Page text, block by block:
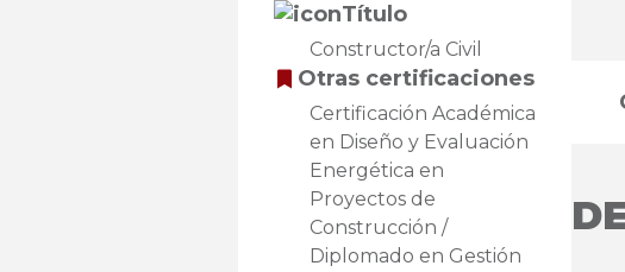
Título
Constructor/a Civil
Otras certificaciones
Certificación Académica
en Diseño y Evaluación
Energética en
Proyectos de
Construcción /
Diplomado en Gestión